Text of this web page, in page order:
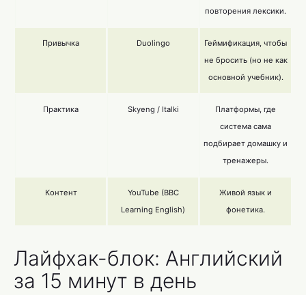
повторения лексики.
Привычка Duolingo
Геймификация, чтобы
не бросить (но не как
основной учебник).
Практика Skyeng / Italki
Платформы, где
система сама
подбирает домашку и
тренажеры.
Контент
YouTube (BBC
Learning English)
Живой язык и
фонетика.
Лайфхак-блок: Английский
за 15 минут в день